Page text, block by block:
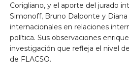
Corigliano, y el aporte del jurado
Simonoff, Bruno Dalponte y
internacionales en relaciones
política. Sus observaciones
investigación que refleja el nivel
de FLACSO.